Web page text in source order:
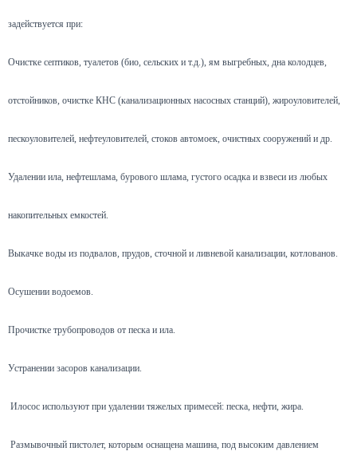
задействуется при:
Очистке септиков, туалетов (био, сельских и т.д.), ям выгребных, дна колодцев,
отстойников, очистке КНС (канализационных насосных станций), жироуловителей,
пескоуловителей, нефтеуловителей, стоков автомоек, очистных сооружений и др.
Удалении ила, нефтешлама, бурового шлама, густого осадка и взвеси из любых
накопительных емкостей.
Выкачке воды из подвалов, прудов, сточной и ливневой канализации, котлованов.
Осушении водоемов.
Прочистке трубопроводов от песка и ила.
Устранении засоров канализации.
Илосос используют при удалении тяжелых примесей: песка, нефти, жира.
Размывочный пистолет, которым оснащена машина, под высоким давлением